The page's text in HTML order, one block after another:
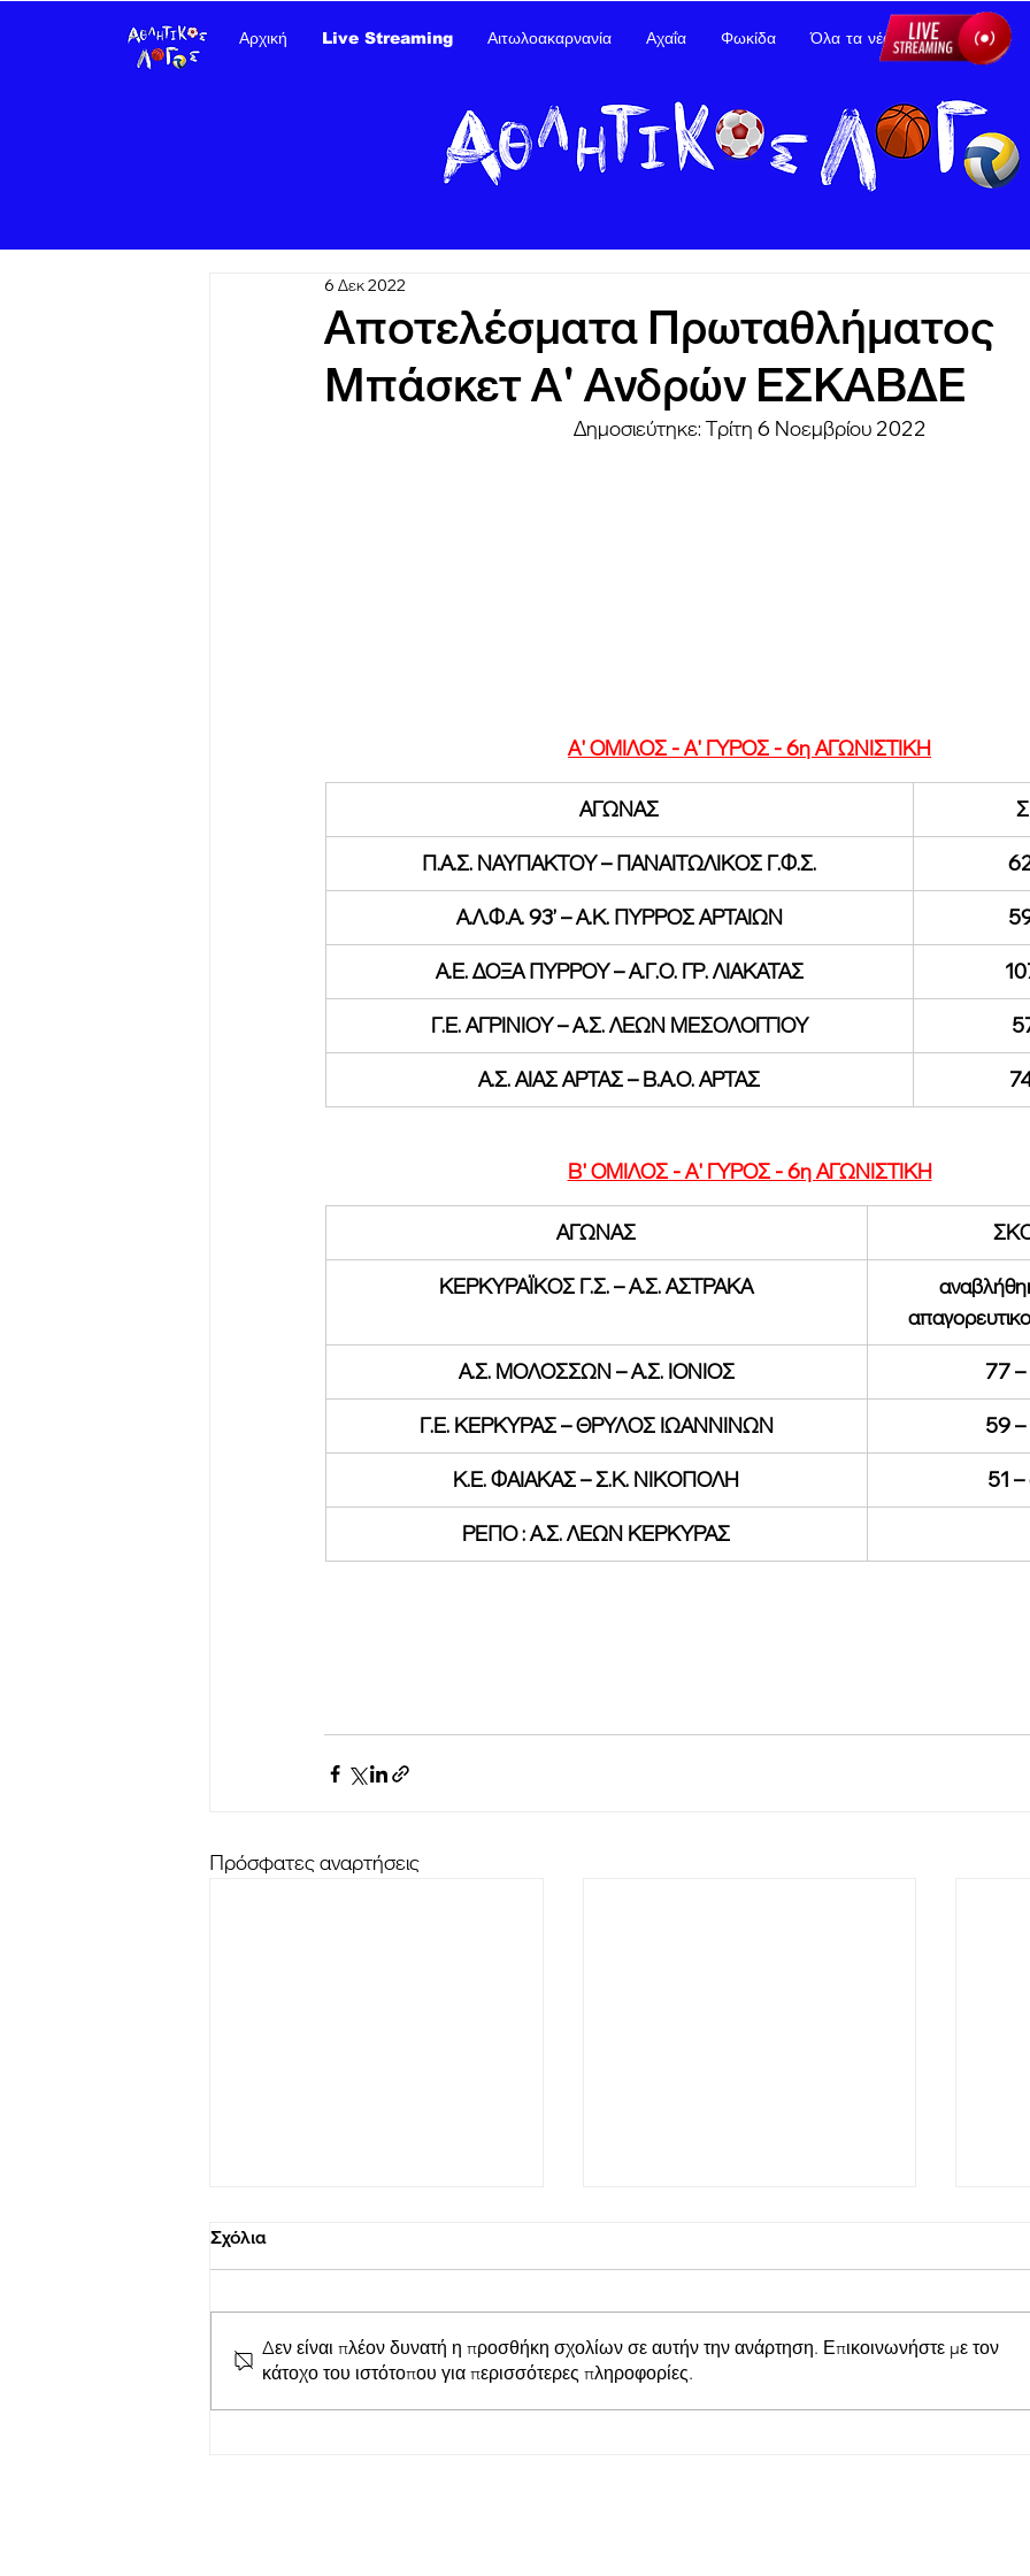
Αρχική Live Streaming Αιτωλοακαρνανία Αχαΐα Φωκίδα Όλα τα νέα Διαφήμιση
Αποτελέσματα Πρωταθλήματος
Μπάσκετ Α' Ανδρών ΕΣΚΑΒΔΕ
6 Δεκ 2022
Δημοσιεύτηκε: Τρίτη 6 Νοεμβρίου 2022
Α' ΟΜΙΛΟΣ - Α' ΓΥΡΟΣ - 6η ΑΓΩΝΙΣΤΙΚΗ
ΑΓΩΝΑΣ
Π.Α.Σ. ΝΑΥΠΑΚΤΟΥ – ΠΑΝΑΙΤΩΛΙΚΟΣ Γ.Φ.Σ.
Α.Λ.Φ.Α. 93’ – Α.Κ. ΠΥΡΡΟΣ ΑΡΤΑΙΩΝ
Α.Ε. ΔΟΞΑ ΠΥΡΡΟΥ – Α.Γ.Ο. ΓΡ. ΛΙΑΚΑΤΑΣ
Γ.Ε. ΑΓΡΙΝΙΟΥ – Α.Σ. ΛΕΩΝ ΜΕΣΟΛΟΓΓΙΟΥ
Α.Σ. ΑΙΑΣ ΑΡΤΑΣ – Β.Α.Ο. ΑΡΤΑΣ
Β' ΟΜΙΛΟΣ - Α' ΓΥΡΟΣ - 6η ΑΓΩΝΙΣΤΙΚΗ
ΑΓΩΝΑΣ
ΚΕΡΚΥΡΑΪΚΟΣ Γ.Σ. – Α.Σ. ΑΣΤΡΑΚΑ
Α.Σ. ΜΟΛΟΣΣΩΝ – Α.Σ. ΙΟΝΙΟΣ 77
Γ.Ε. ΚΕΡΚΥΡΑΣ – ΘΡΥΛΟΣ ΙΩΑΝΝΙΝΩΝ 59
Κ.Ε. ΦΑΙΑΚΑΣ – Σ.Κ. ΝΙΚΟΠΟΛΗ 51
ΡΕΠΟ : Α.Σ. ΛΕΩΝ ΚΕΡΚΥΡΑΣ
Πρόσφατες αναρτήσεις
LepantoRunners Σύλλογος
Προμηθέας Χάλκειας:
Σχόλια
Δεν είναι πλέον δυνατή η προσθήκη σχολίων σε αυτήν την ανάρτηση. Επικοινωνήστε με τον
κάτοχο του ιστότοπου για περισσότερες πληροφορίες.